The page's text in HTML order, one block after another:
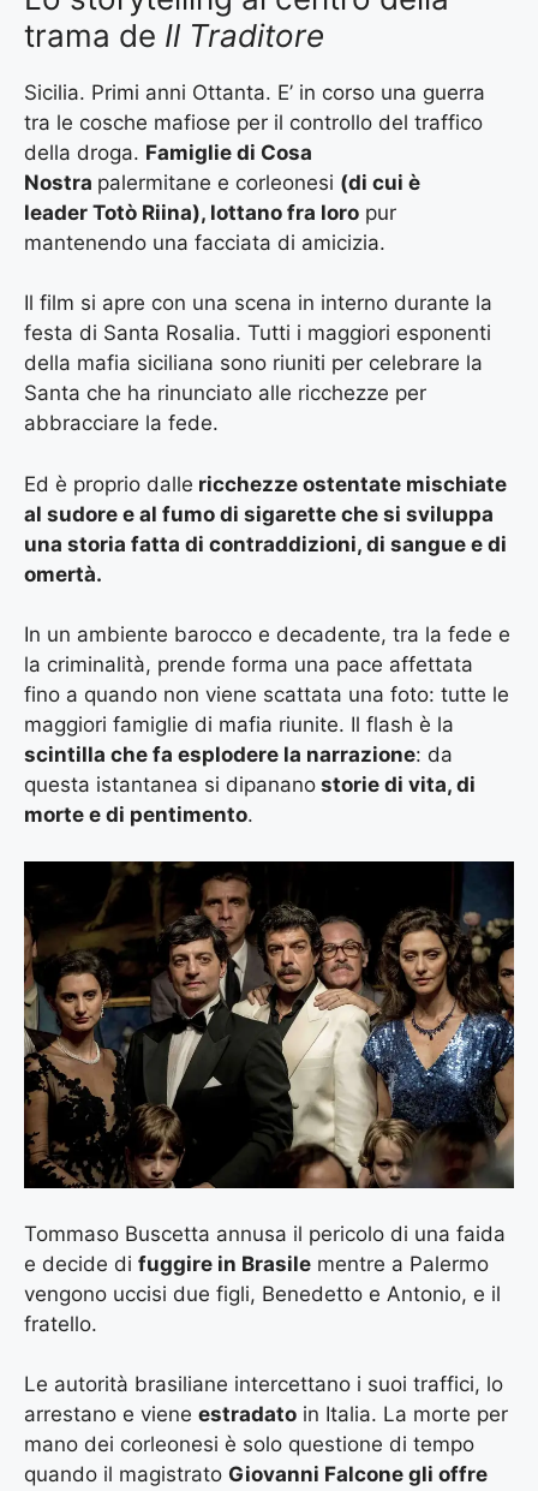
trama de Il Traditore
Sicilia. Primi anni Ottanta. E’ in corso una guerra
tra le cosche mafiose per il controllo del traffico
della droga. Famiglie di Cosa
Nostra palermitane e corleonesi (di cui è
leader Totò Riina), lottano fra loro pur
mantenendo una facciata di amicizia.
Il film si apre con una scena in interno durante la
festa di Santa Rosalia. Tutti i maggiori esponenti
della mafia siciliana sono riuniti per celebrare la
Santa che ha rinunciato alle ricchezze per
abbracciare la fede.
Ed è proprio dalle ricchezze ostentate mischiate
al sudore e al fumo di sigarette che si sviluppa
una storia fatta di contraddizioni, di sangue e di
omertà.
In un ambiente barocco e decadente, tra la fede e
la criminalità, prende forma una pace affettata
fino a quando non viene scattata una foto: tutte le
maggiori famiglie di mafia riunite. Il flash è la
scintilla che fa esplodere la narrazione: da
questa istantanea si dipanano storie di vita, di
morte e di pentimento.
Tommaso Buscetta annusa il pericolo di una faida
e decide di fuggire in Brasile mentre a Palermo
vengono uccisi due figli, Benedetto e Antonio, e il
fratello.
Le autorità brasiliane intercettano i suoi traffici, lo
arrestano e viene estradato in Italia. La morte per
mano dei corleonesi è solo questione di tempo
quando il magistrato Giovanni Falcone gli offre